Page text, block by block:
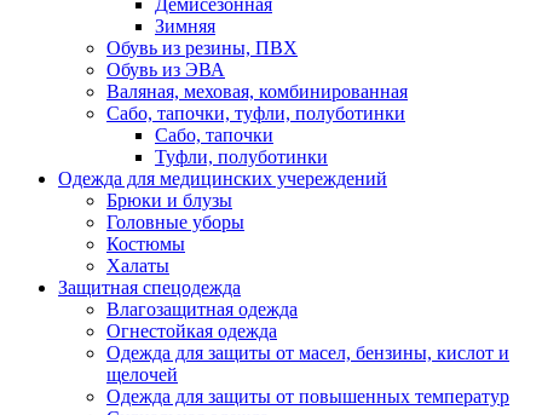
Демисезонная
Зимняя
Обувь из резины, ПВХ
Обувь из ЭВА
Валяная, меховая, комбинированная
Сабо, тапочки, туфли, полуботинки
Сабо, тапочки
Туфли, полуботинки
Одежда для медицинских учереждений
Брюки и блузы
Головные уборы
Костюмы
Халаты
Защитная спецодежда
Влагозащитная одежда
Огнестойкая одежда
Одежда для защиты от масел, бензины, кислот и
щелочей
Одежда для защиты от повышенных температур